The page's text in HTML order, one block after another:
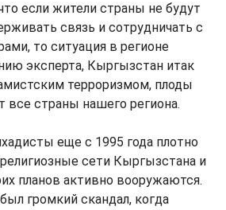
если жители страны не будут
связь и сотрудничать с
то ситуация в регионе
эксперта, Кыргызстан итак
терроризмом, плоды
все страны нашего региона.
еще с 1995 года плотно
сети Кыргызстана и
планов активно вооружаются.
громкий скандал, когда